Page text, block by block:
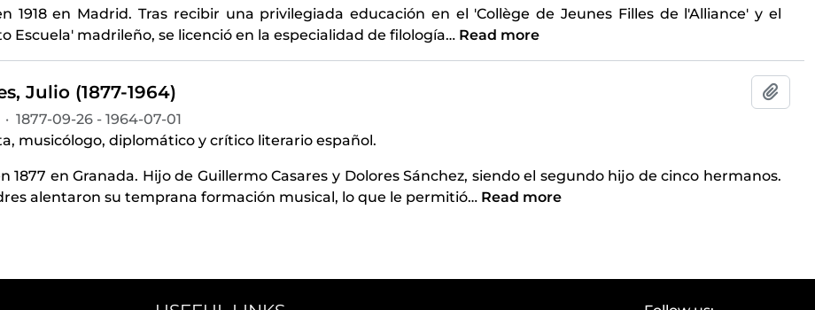
1918 en Madrid. Tras recibir una privilegiada educación en el 'Collège de Jeunes Filles de l'Alliance' y el
Escuela' madrileño, se licenció en la especialidad de filología… Read more
Julio (1877-1964)
· 1877-09-26 - 1964-07-01
musicólogo, diplomático y crítico literario español.
1877 en Granada. Hijo de Guillermo Casares y Dolores Sánchez, siendo el segundo hijo de cinco hermanos.
alentaron su temprana formación musical, lo que le permitió… Read more